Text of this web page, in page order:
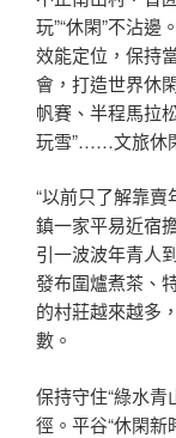
玩”“休閑”不沾
效能定位，保持
會，打造世界休
帆賽、半程馬拉
玩雪”……文旅休
“以前只了解靠
鎮一家平易近宿
引一波波年青人
發布圍爐煮茶、
的村莊越來越多
數。
保持守住“綠水青
徑。平谷“休閑